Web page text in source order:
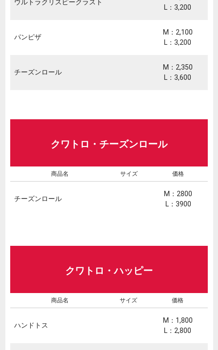
ウルトラクリスピークラスト
L：3,200
パンピザ
M：2,100
L：3,200
チーズンロール
M：2,350
L：3,600
クワトロ・チーズンロール
商品名 サイズ 価格
チーズンロール
M：2800
L：3900
クワトロ・ハッピー
商品名 サイズ 価格
ハンドトス
M：1,800
L：2,800